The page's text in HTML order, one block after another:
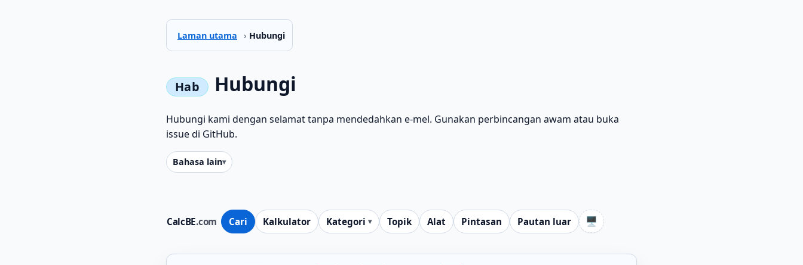
Laman utama › Hubungi
CalcBE.com Cari Kalkulator Kategori Topik Alat Pintasan Pautan luar 🖥️
Hubungi
Hubungi kami dengan selamat tanpa mendedahkan e‑mel. Gunakan perbincangan awam atau buka
issue di GitHub.
Bahasa lain